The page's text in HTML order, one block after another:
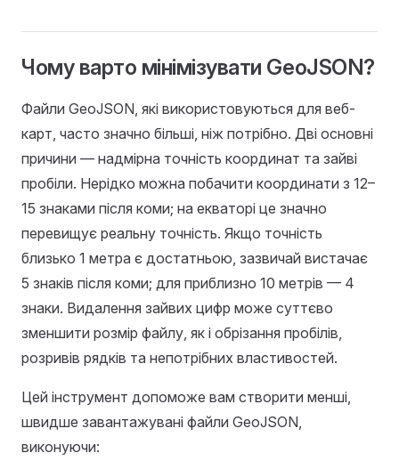
Чому варто мінімізувати GeoJSON?
Файли GeoJSON, які використовуються для веб-
карт, часто значно більші, ніж потрібно. Дві основні
причини — надмірна точність координат та зайві
пробіли. Нерідко можна побачити координати з 12–
15 знаками після коми; на екваторі це значно
перевищує реальну точність. Якщо точність
близько 1 метра є достатньою, зазвичай вистачає
5 знаків після коми; для приблизно 10 метрів — 4
знаки. Видалення зайвих цифр може суттєво
зменшити розмір файлу, як і обрізання пробілів,
розривів рядків та непотрібних властивостей.
Цей інструмент допоможе вам створити менші,
швидше завантажувані файли GeoJSON,
виконуючи: